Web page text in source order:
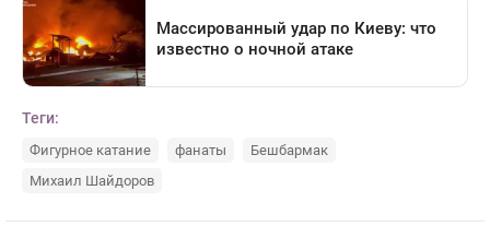
Теги:
Фигурное катание фанаты
Бешбармак
Михаил Шайдоров